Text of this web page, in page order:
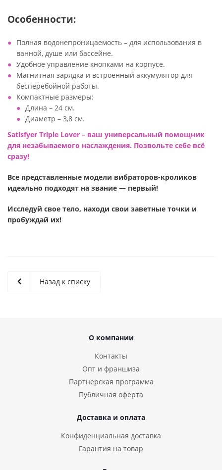
Особенности:
Полная водонепроницаемость – для использования в
ванной, душе или бассейне.
Удобное управление кнопками на корпусе.
Магнитная зарядка и встроенный аккумулятор для
бесперебойной работы.
Компактные размеры:
Длина – 24 см.
Диаметр – 3,8 см.
Satisfyer Triple Lover – ваш универсальный помощник
для незабываемого наслаждения. Позвольте себе всё
сразу!
Все представленные модели вибраторов-кроликов
идеально подходят на звание — первый!
Исследуй свое тело, находи свои заветные точки и
пробуждай их!
Назад к списку
О компании
Контакты
Опт и франшиза
Партнерская программа
Публичная оферта
Доставка и оплата
Конфиденциальная доставка
Гарантия на товар